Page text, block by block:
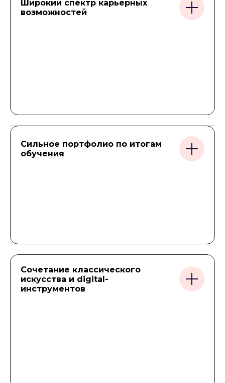
Широкий спектр карьерных
возможностей
Сильное портфолио по итогам
обучения
Сочетание классического
искусства и digital-
инструментов